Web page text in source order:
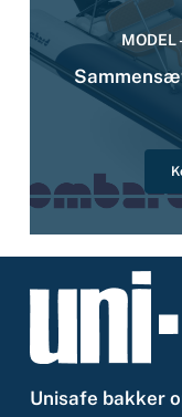
MODEL
Unisafe bakker